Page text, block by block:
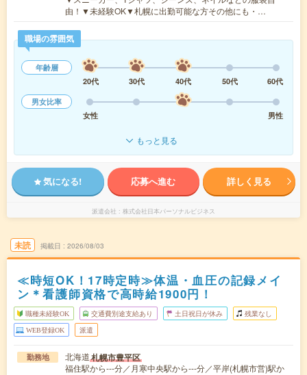
由！▼未経験OK▼札幌に出勤可能な方その他にも・…
職場の雰囲気
年齢層
20代
30代 40代 50代
60代
男女比率
女性
男性
もっと見る
気になる! 応募へ進む 詳しく見る
派遣会社 株式会社日本パーソナルビジネス
未読 掲載日 2026/08/03
≪時短OK！17時定時≫体温・血圧の記録メイ
ン＊看護師資格で高時給1900円！
職種未経験OK 交通費別途支給あり 土日祝日が休み 残業なし
WEB登録OK 派遣
勤務地 北海道札幌市豊平区
福住駅から---分／月寒中央駅から---分／平岸(札幌市営)駅か